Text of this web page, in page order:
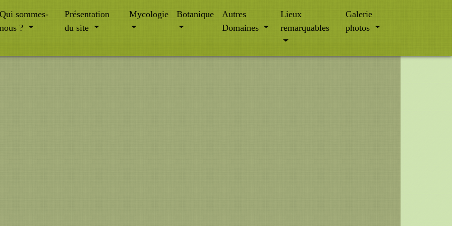
Qui sommes-
nous ?
Présentation
du site
Mycologie Botanique
Autres
Domaines
Lieux
remarquables
Galerie
photos